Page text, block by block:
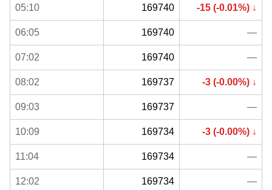
05:10 169740 -15 (-0.01%) ↓
06:05 169740 —
07:02 169740 —
08:02 169737 -3 (-0.00%) ↓
09:03 169737 —
10:09 169734 -3 (-0.00%) ↓
11:04 169734 —
12:02 169734 —